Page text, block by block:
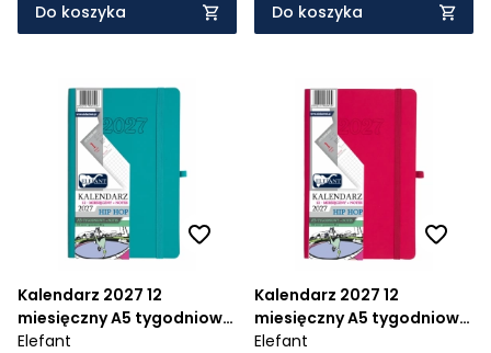
Do koszyka Do koszyka
Kalendarz 2027 12
miesięczny A5 tygodniowy
Hip Hop - turkusowy
Elefant
Kalendarz 2027 12
miesięczny A5 tygodniowy
Hip Hop - różowy
Elefant